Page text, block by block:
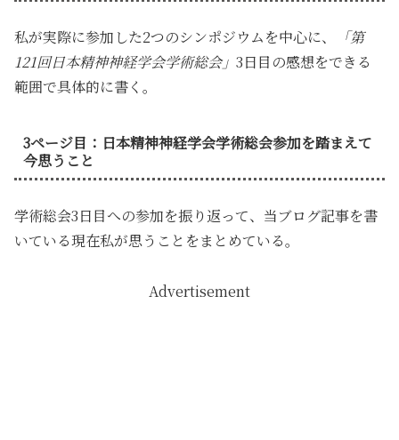
私が実際に参加した2つのシンポジウムを中心に、
「第
121回日本精神神経学会学術総会」 3日目の感想をできる
範囲で具体的に書く。
3ページ目：日本精神神経学会学術総会参加を踏まえて
今思うこと
学術総会3日目への参加を振り返って、当ブログ記事を書
いている現在私が思うことをまとめている。
Advertisement